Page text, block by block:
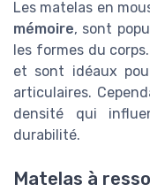
Les matelas en
mémoire, sont
les formes du
et sont idéaux
articulaires.
densité qui
durabilité.
Matelas à